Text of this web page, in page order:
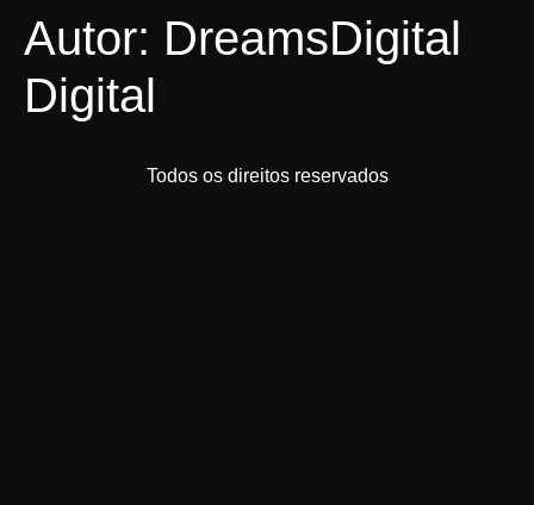
Autor: DreamsDigital
Digital
Todos os direitos reservados